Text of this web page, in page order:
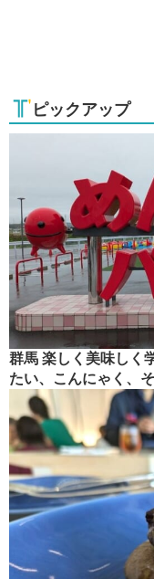
ピックアップ
群馬 楽しく美味しく
たい、こんにゃく、